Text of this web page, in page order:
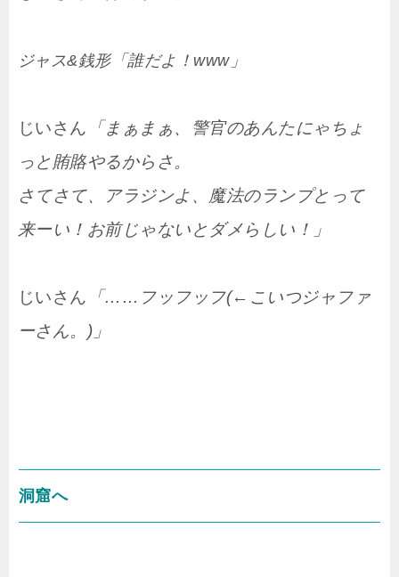
ジャス&銭形「誰だよ！www」
じいさん 「まぁまぁ、警官のあんたにゃちょ
っと賄賂やるからさ。
さてさて、アラジンよ、魔法のランプとって
来ーい！お前じゃないとダメらしい！」
じいさん 「……フッフッフ(←こいつジャファ
ーさん。)」
洞窟へ